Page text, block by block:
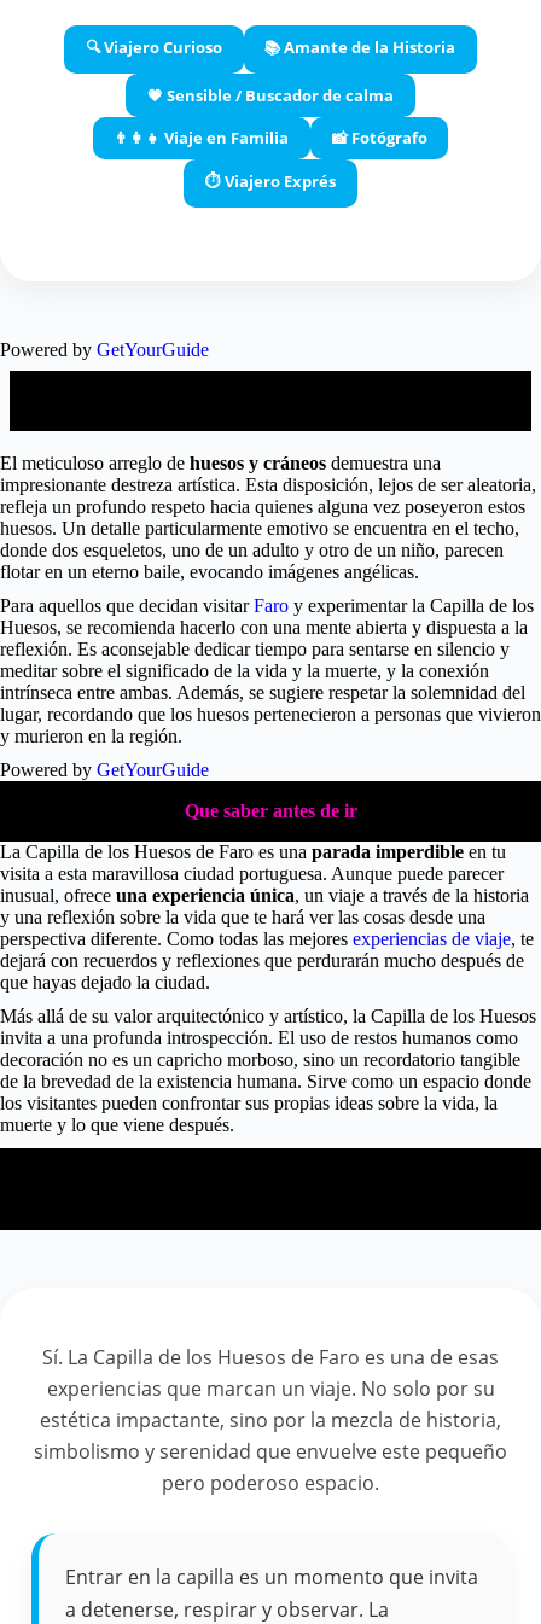
🔍 Viajero Curioso 📚 Amante de la Historia
💗 Sensible / Buscador de calma
👨‍👩‍👧 Viaje en Familia
📸 Fotógrafo
⏱️ Viajero Exprés
Powered by GetYourGuide
El meticuloso arreglo de huesos y cráneos demuestra una
impresionante destreza artística. Esta disposición, lejos de ser aleatoria,
refleja un profundo respeto hacia quienes alguna vez poseyeron estos
huesos. Un detalle particularmente emotivo se encuentra en el techo,
donde dos esqueletos, uno de un adulto y otro de un niño, parecen
flotar en un eterno baile, evocando imágenes angélicas.
Para aquellos que decidan visitarFaro y experimentar la Capilla de los
Huesos, se recomienda hacerlo con una mente abierta y dispuesta a la
reflexión. Es aconsejable dedicar tiempo para sentarse en silencio y
meditar sobre el significado de la vida y la muerte, y la conexión
intrínseca entre ambas. Además, se sugiere respetar la solemnidad del
lugar, recordando que los huesos pertenecieron a personas que vivieron
y murieron en la región.
Powered by GetYourGuide
Que saber antes de ir
La Capilla de los Huesos de Faro es una parada imperdible en tu
visita a esta maravillosa ciudad portuguesa. Aunque puede parecer
inusual, ofrece una experiencia única, un viaje a través de la historia
y una reflexión sobre la vida que te hará ver las cosas desde una
perspectiva diferente. Como todas las mejores experiencias de viaje, te
dejará con recuerdos y reflexiones que perdurarán mucho después de
que hayas dejado la ciudad.
Más allá de su valor arquitectónico y artístico, la Capilla de los Huesos
invita a una profunda introspección. El uso de restos humanos como
decoración no es un capricho morboso, sino un recordatorio tangible
de la brevedad de la existencia humana. Sirve como un espacio donde
los visitantes pueden confrontar sus propias ideas sobre la vida, la
muerte y lo que viene después.
Sí. La Capilla de los Huesos de Faro es una de esas
experiencias que marcan un viaje. No solo por su
estética impactante, sino por la mezcla de historia,
simbolismo y serenidad que envuelve este pequeño
pero poderoso espacio.
Entrar en la capilla es un momento que invita
a detenerse, respirar y observar. La